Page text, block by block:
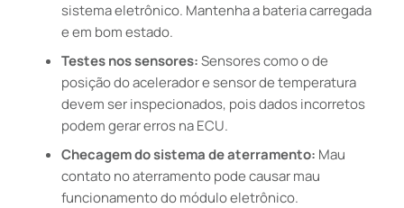
sistema eletrônico. Mantenha a bateria carregada
e em bom estado.
Testes nos sensores:Sensores como o de
posição do acelerador e sensor de temperatura
devem ser inspecionados, pois dados incorretos
podem gerar erros na ECU.
Checagem do sistema de aterramento: Mau
contato no aterramento pode causar mau
funcionamento do módulo eletrônico.